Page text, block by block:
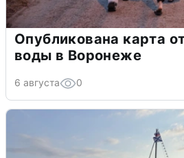
Опубликована карта
воды в Воронеже
6 августа 0